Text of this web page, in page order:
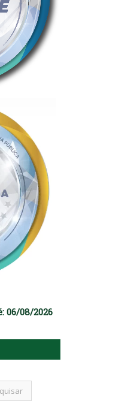
06/08/2026